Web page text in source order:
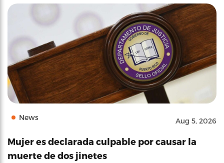
News Aug 5, 2026
Mujer es declarada culpable por causar la
muerte de dos jinetes